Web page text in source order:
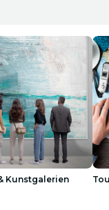
Kunstgalerien